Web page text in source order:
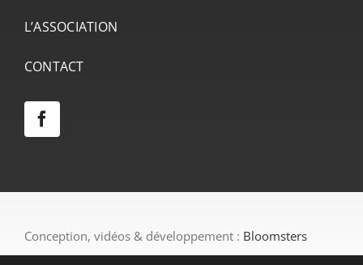
L’ASSOCIATION
CONTACT
Conception, vidéos & développement : Bloomsters